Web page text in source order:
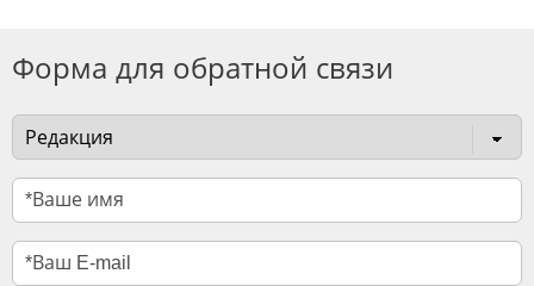
Форма для обратной связи